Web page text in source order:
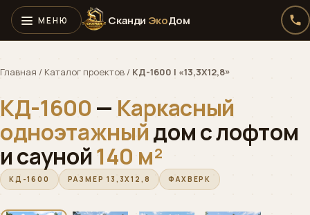
Сканди ЭкоДом
Главная / Каталог проектов / КД-1600 | «13,3Х12,8»
КД-1600 — Каркасный
одноэтажныйдом с лофтом
и сауной140 м²
КД-1600 РАЗМЕР 13,3Х12,8 ФАХВЕРК
‹